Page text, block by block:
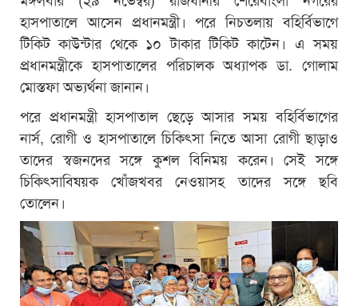
হাসপাতালে আসেন প্রধানমন্ত্রী। পরে নিচতলায় বহির্বিভাগে
টিকিট কাউন্টার থেকে ১০ টাকার টিকিট কাটেন। এ সময়
প্রধানমন্ত্রীকে হাসপাতালের পরিচালক অধ্যাপক ডা. গোলাম
মোস্তফা অভ্যর্থনা জানান।
পরে প্রধানমন্ত্রী হাসপাতাল ছেড়ে আসার সময় বহির্বিভাগের
নার্স, রোগী ও হাসপাতালে চিকিৎসা নিতে আসা রোগী ছাড়াও
তাদের স্বজনদের সঙ্গে কুশল বিনিময় করেন। সেই সঙ্গে
চিকিৎসাবিষয়ক খোঁজখবর নেওয়াসহ তাদের সঙ্গে ছবি
তোলেন।